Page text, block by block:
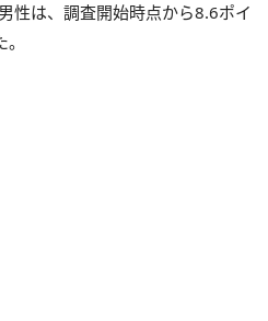
性は、調査開始時点から8.6ポイ